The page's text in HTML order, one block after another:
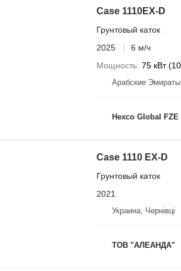
Case 1110EX-D
Грунтовый каток
2025
6 м/ч
Мощность 75 кВт
Арабские
Hexco Global FZE
Case 1110 EX-D
Грунтовый каток
2021
Украина, Чернівці
ТОВ "АЛЕАНДА"